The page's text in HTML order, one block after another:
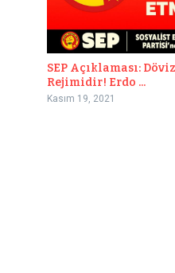
SEP Açıklaması:
Rejimidir! Erdo ...
Kasım 19, 2021